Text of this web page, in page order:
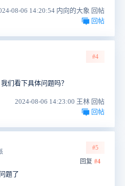
08-06 14:20:54 内向的大象 回帖
回帖
#4
们看下具体问题吗？
2024-08-06 14:23:00 王林 回帖
回帖
#5
回复 #4
题了